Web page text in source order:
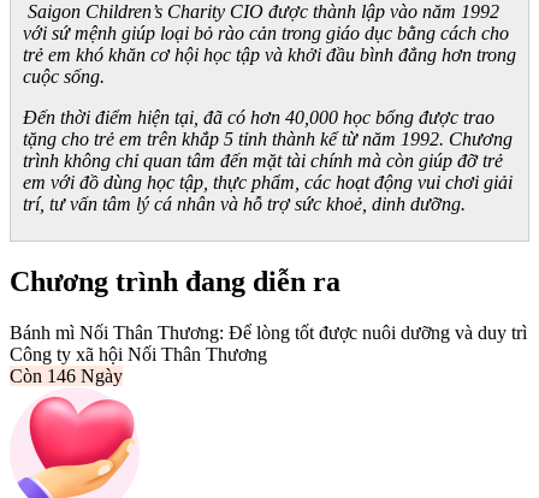
Saigon Children’s Charity CIO được thành lập vào năm 1992
với sứ mệnh giúp loại bỏ rào cản trong giáo dục bằng cách cho
trẻ em khó khăn cơ hội học tập và khởi đầu bình đẳng hơn trong
cuộc sống.
Đến thời điểm hiện tại, đã có hơn 40,000 học bổng được trao
tặng cho trẻ em trên khắp 5 tỉnh thành kể từ năm 1992. Chương
trình không chỉ quan tâm đến mặt tài chính mà còn giúp đỡ trẻ
em với đồ dùng học tập, thực phẩm, các hoạt động vui chơi giải
trí, tư vấn tâm lý cá nhân và hỗ trợ sức khoẻ, dinh dưỡng.
Chương trình đang diễn ra
Bánh mì Nối Thân Thương: Để lòng tốt được nuôi dưỡng và duy trì
Công ty xã hội Nối Thân Thương
Còn 146 Ngày